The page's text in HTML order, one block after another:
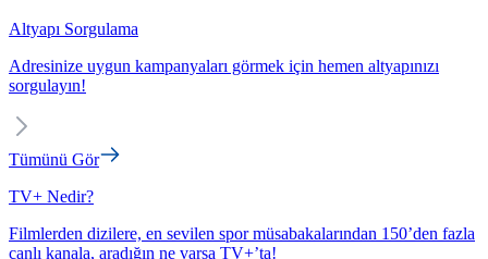
Altyapı Sorgulama
Adresinize uygun kampanyaları görmek için hemen altyapınızı
sorgulayın!
Tümünü Gör
TV+ Nedir?
Filmlerden dizilere, en sevilen spor müsabakalarından 150’den fazla
canlı kanala, aradığın ne varsa TV+’ta!